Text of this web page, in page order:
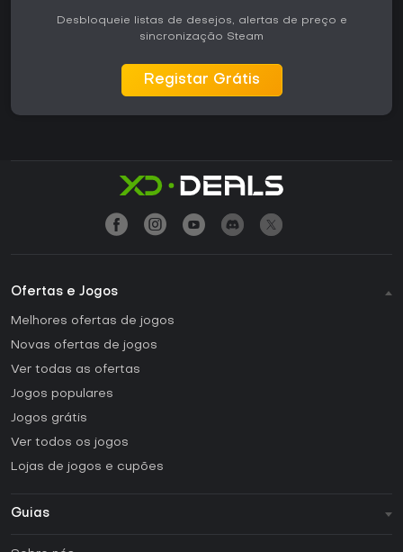
Desbloqueie listas de desejos, alertas de preço e
sincronização Steam
Registar Grátis
Ofertas e Jogos
Melhores ofertas de jogos
Novas ofertas de jogos
Ver todas as ofertas
Jogos populares
Jogos grátis
Ver todos os jogos
Lojas de jogos e cupões
Guias